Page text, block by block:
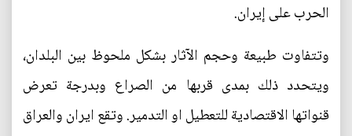
الحرب على إيران.
وتتفاوت طبيعة وحجم الآثار بشكل ملحوظ بين البلدان،
ويتحدد ذلك بمدى قربها من الصراع وبدرجة تعرض
قنواتها الاقتصادية للتعطيل او التدمير. وتقع ايران والعراق